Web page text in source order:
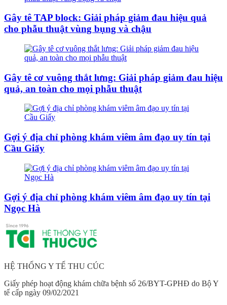
Gây tê TAP block: Giải pháp giảm đau hiệu quả
cho phẫu thuật vùng bụng và chậu
Gây tê cơ vuông thắt lưng: Giải pháp giảm đau hiệu
quả, an toàn cho mọi phẫu thuật
Gợi ý địa chỉ phòng khám viêm âm đạo uy tín tại
Cầu Giấy
Gợi ý địa chỉ phòng khám viêm âm đạo uy tín tại
Ngọc Hà
HỆ THỐNG Y TẾ THU CÚC
Giấy phép hoạt động khám chữa bệnh số 26/BYT-GPHĐ do Bộ Y
tế cấp ngày 09/02/2021